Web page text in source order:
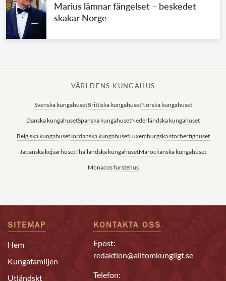
Marius lämnar fängelset – beskedet
skakar Norge
VÄRLDENS KUNGAHUS
Svenska kungahusetBrittiska kungahusetNorska kungahuset
Danska kungahusetSpanska kungahusetNederländska kungahuset
Belgiska kungahusetJordanska kungahusetLuxemburgska storhertighuset
Japanska kejsarhusetThailändska kungahusetMarockanska kungahuset
Monacos furstehus
SITEMAP
Hem
Kungafamiljen
Utländskt
KONTAKTA OSS
Epost:
redaktion@alltomkungligt.se
Telefon: